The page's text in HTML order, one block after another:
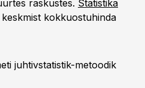
raskustes. Statistika
kokkuostuhinda
juhtivstatistik-metoodik